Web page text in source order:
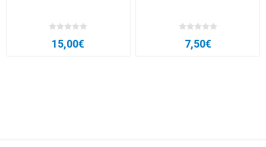
15,00€ 7,50€